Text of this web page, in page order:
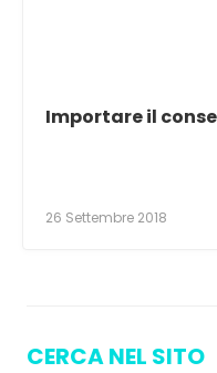
Importare il
26 Settembre 2018
CERCA NEL SITO